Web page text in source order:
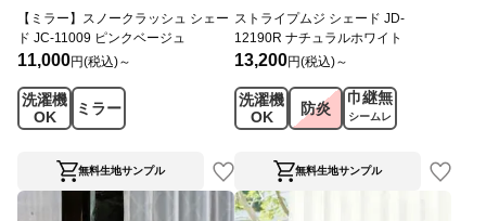
【ミラー】スノークラッシュ シェー
ド JC-11009 ピンクベージュ
11,000円(税込)～
洗濯機
OK
ミラー
無料生地サンプル
ストライプムジ シェード JD-
12190R ナチュラルホワイト
13,200円(税込)～
洗濯機
OK
防炎
巾継無
シームレ
ス
無料生地サンプル